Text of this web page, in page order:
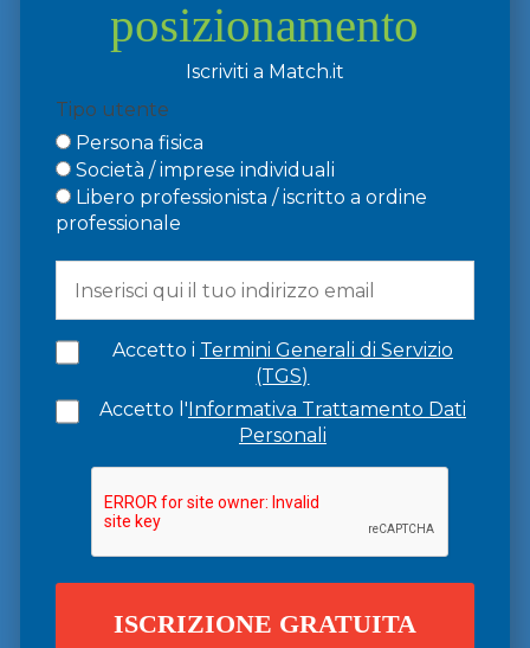
posizionamento
Iscriviti a Match.it
Tipo utente
Persona fisica
Società / imprese individuali
Libero professionista / iscritto a ordine
professionale
Accetto i Termini Generali di Servizio
(TGS)
Accetto l'Informativa Trattamento Dati
Personali